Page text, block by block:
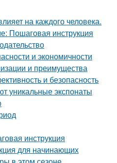
на каждого человека.
Пошаговая инструкция
и экономичности
и преимущества
и безопасность
уникальные экспонаты
инструкция
для начинающих